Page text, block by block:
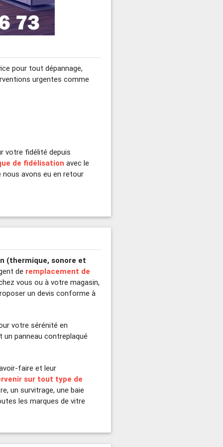
pour tout dépannage,
urgentes comme
votre fidélité depuis
de fidélisation avec le
nous avons eu en retour
(thermique, sonore et
de remplacement de
vous ou à votre magasin,
un devis conforme à
votre sérénité en
panneau contreplaqué
faire et leur
sur tout type de
un survitrage, une baie
les marques de vitre